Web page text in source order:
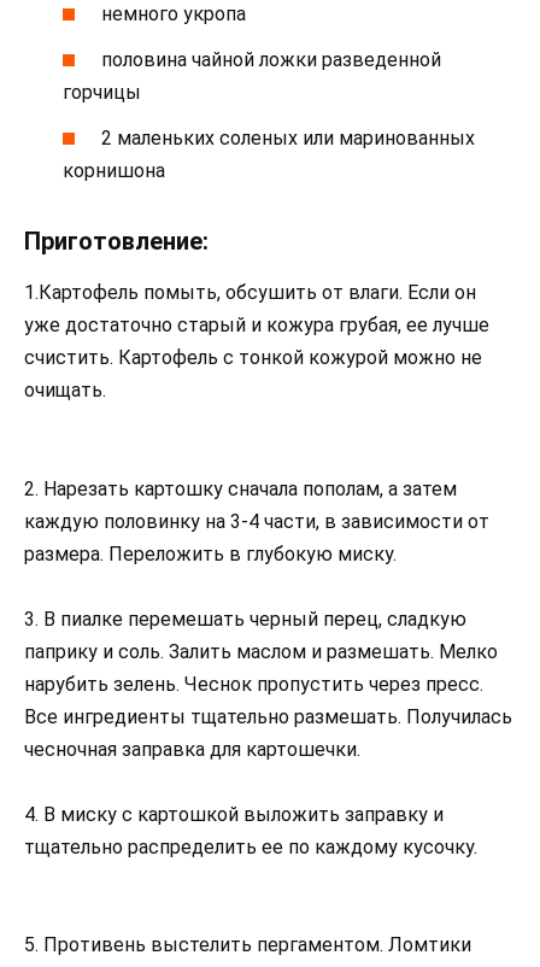
немного укропа
половина чайной ложки разведенной
горчицы
2 маленьких соленых или маринованных
корнишона
Приготовление:
1.Картофель помыть, обсушить от влаги. Если он
уже достаточно старый и кожура грубая, ее лучше
счистить. Картофель с тонкой кожурой можно не
очищать.
2. Нарезать картошку сначала пополам, а затем
каждую половинку на 3-4 части, в зависимости от
размера. Переложить в глубокую миску.
3. В пиалке перемешать черный перец, сладкую
паприку и соль. Залить маслом и размешать. Мелко
нарубить зелень. Чеснок пропустить через пресс.
Все ингредиенты тщательно размешать. Получилась
чесночная заправка для картошечки.
4. В миску с картошкой выложить заправку и
тщательно распределить ее по каждому кусочку.
5. Противень выстелить пергаментом. Ломтики